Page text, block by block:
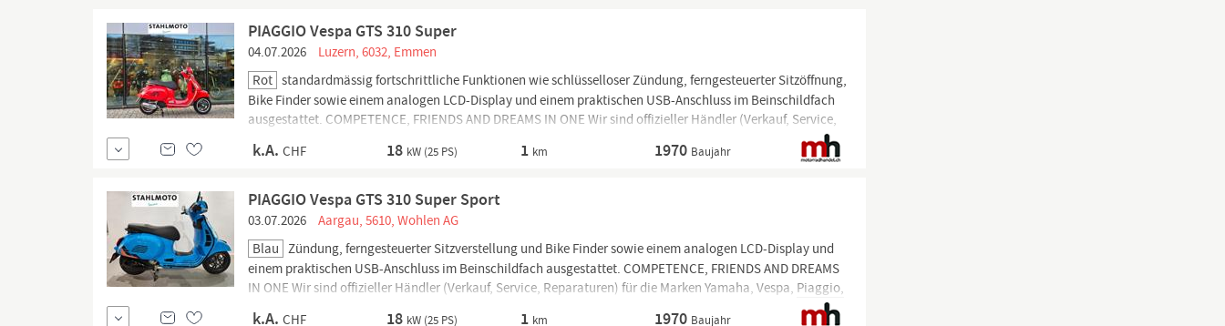
PIAGGIO Vespa GTS 310 Super
04.07.2026 Luzern, 6032, Emmen
k.A. CHF 18 kW (25 PS) 1 km 1970 Baujahr
Rot standardmässig fortschrittliche Funktionen wie schlüsselloser Zündung, ferngesteuerter Sitzöffnung,
Bike Finder sowie einem analogen LCD-Display und einem praktischen USB-Anschluss im Beinschildfach
ausgestattet. COMPETENCE, FRIENDS AND DREAMS IN ONE Wir sind offizieller Händler (Verkauf, Service,
PIAGGIO Vespa GTS 310 Super Sport
03.07.2026 Aargau, 5610, Wohlen AG
k.A. CHF 18 kW (25 PS) 1 km 1970 Baujahr
Blau Zündung, ferngesteuerter Sitzverstellung und Bike Finder sowie einem analogen LCD-Display und
einem praktischen USB-Anschluss im Beinschildfach ausgestattet. COMPETENCE, FRIENDS AND DREAMS
IN ONE Wir sind offizieller Händler (Verkauf, Service, Reparaturen) für die Marken Yamaha, Vespa, Piaggio,